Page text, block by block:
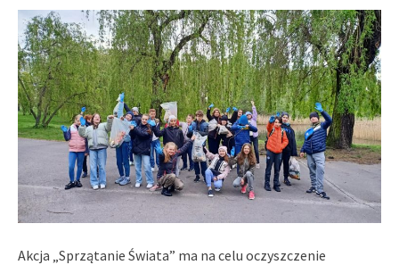
Akcja „Sprzątanie Świata” ma na celu oczyszczenie